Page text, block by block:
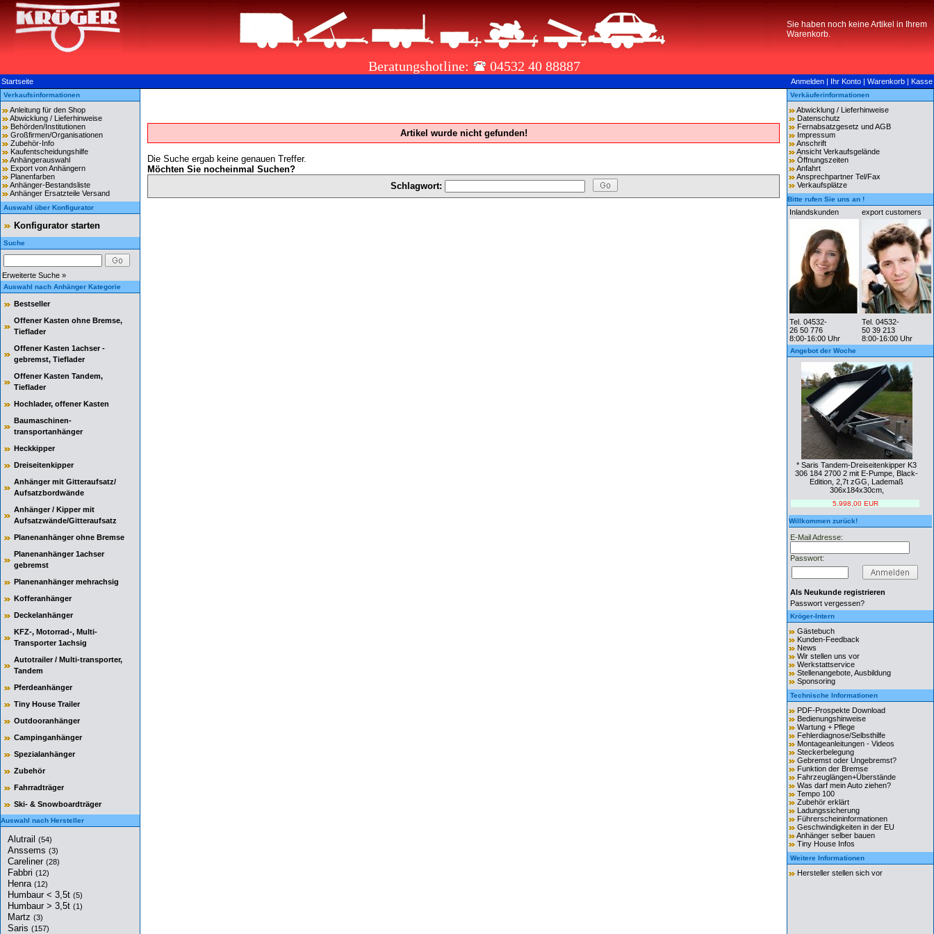
Sie haben noch keine Artikel in Ihrem
Warenkorb.
Beratungshotline: 04532 40 88887
Startseite Anmelden | Ihr Konto | Warenkorb | Kasse
Verkaufsinformationen
Anleitung für den Shop
Abwicklung / Lieferhinweise
Behörden/Institutionen
Großfirmen/Organisationen
Zubehör-Info
Kaufentscheidungshilfe
Anhängerauswahl
Export von Anhängern
Planenfarben
Anhänger-Bestandsliste
Anhänger Ersatzteile Versand
Auswahl über Konfigurator
Konfigurator starten
Suche
Erweiterte Suche »
Auswahl nach Anhänger Kategorie
Bestseller
Offener Kasten ohne Bremse,
Tieflader
Offener Kasten 1achser -
gebremst, Tieflader
Offener Kasten Tandem,
Tieflader
Hochlader, offener Kasten
Baumaschinen-
transportanhänger
Heckkipper
Dreiseitenkipper
Anhänger mit Gitteraufsatz/
Aufsatzbordwände
Anhänger / Kipper mit
Aufsatzwände/Gitteraufsatz
Planenanhänger ohne Bremse
Planenanhänger 1achser
gebremst
Planenanhänger mehrachsig
Kofferanhänger
Deckelanhänger
KFZ-, Motorrad-, Multi-
Transporter 1achsig
Autotrailer / Multi-transporter,
Tandem
Pferdeanhänger
Tiny House Trailer
Outdooranhänger
Campinganhänger
Spezialanhänger
Zubehör
Fahrradträger
Ski- & Snowboardträger
Auswahl nach Hersteller
Alutrail (54)
Anssems (3)
Careliner (28)
Fabbri (12)
Henra (12)
Humbaur < 3,5t (5)
Humbaur > 3,5t (1)
Martz (3)
Saris (157)
Artikel wurde nicht gefunden!
Die Suche ergab keine genauen Treffer.
Möchten Sie nocheinmal Suchen?
Schlagwort:
Verkäuferinformationen
Abwicklung / Lieferhinweise
Datenschutz
Fernabsatzgesetz und AGB
Impressum
Anschrift
Ansicht Verkaufsgelände
Öffnungszeiten
Anfahrt
Ansprechpartner Tel/Fax
Verkaufsplätze
Bitte rufen Sie uns an !
Inlandskunden export customers
Tel. 04532-
26 50 776
8:00-16:00 Uhr
Tel. 04532-
50 39 213
8:00-16:00 Uhr
Angebot der Woche
* Saris Tandem-Dreiseitenkipper K3
306 184 2700 2 mit E-Pumpe, Black-
Edition, 2,7t zGG, Lademaß
306x184x30cm,
5.998,00 EUR
Willkommen zurück!
E-Mail Adresse:
Passwort:
Als Neukunde registrieren
Passwort vergessen?
Kröger-Intern
Gästebuch
Kunden-Feedback
News
Wir stellen uns vor
Werkstattservice
Stellenangebote, Ausbildung
Sponsoring
Technische Informationen
PDF-Prospekte Download
Bedienungshinweise
Wartung + Pflege
Fehlerdiagnose/Selbsthilfe
Montageanleitungen - Videos
Steckerbelegung
Gebremst oder Ungebremst?
Funktion der Bremse
Fahrzeuglängen+Überstände
Was darf mein Auto ziehen?
Tempo 100
Zubehör erklärt
Ladungssicherung
Führerscheininformationen
Geschwindigkeiten in der EU
Anhänger selber bauen
Tiny House Infos
Weitere Informationen
Hersteller stellen sich vor